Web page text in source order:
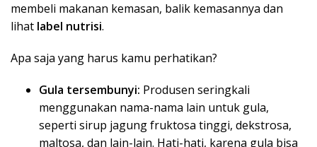
membeli makanan kemasan, balik kemasannya dan
lihat label nutrisi.
Apa saja yang harus kamu perhatikan?
Gula tersembunyi: Produsen seringkali
menggunakan nama-nama lain untuk gula,
seperti sirup jagung fruktosa tinggi, dekstrosa,
maltosa, dan lain-lain. Hati-hati, karena gula bisa